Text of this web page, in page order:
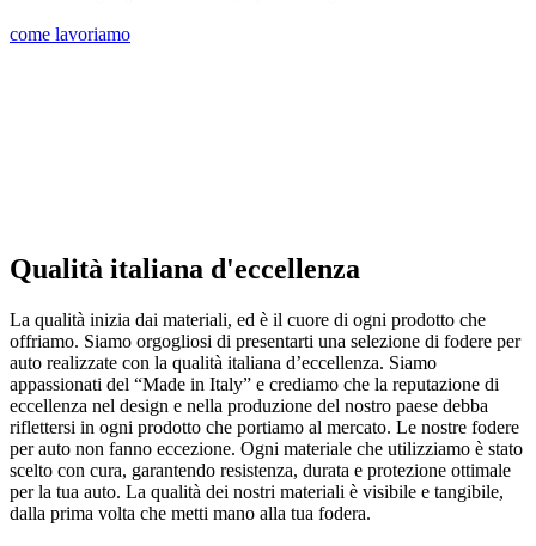
come lavoriamo
Qualità italiana d'eccellenza
La qualità inizia dai materiali, ed è il cuore di ogni prodotto che
offriamo. Siamo orgogliosi di presentarti una selezione di fodere per
auto realizzate con la qualità italiana d’eccellenza. Siamo
appassionati del “Made in Italy” e crediamo che la reputazione di
eccellenza nel design e nella produzione del nostro paese debba
riflettersi in ogni prodotto che portiamo al mercato. Le nostre fodere
per auto non fanno eccezione. Ogni materiale che utilizziamo è stato
scelto con cura, garantendo resistenza, durata e protezione ottimale
per la tua auto. La qualità dei nostri materiali è visibile e tangibile,
dalla prima volta che metti mano alla tua fodera.